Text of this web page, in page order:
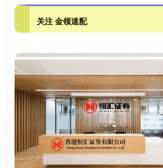
关注 金领速配